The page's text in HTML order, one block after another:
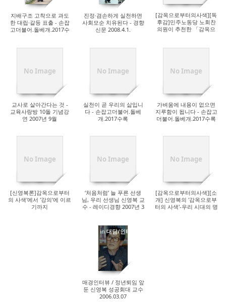
지배구조 고착으로 과도
한 대립·갈등 표출 - 손잡
고더불어.돌베개.2017수
진정·겸손하게 실천하면
사회모순 치유된다 - 경향
신문 2008.4.1.
[감옥으로부터의사색][독
후감]민주노동당 노회찬
의원이 추천한 「감옥으
No Image
교사로 살아간다는 것 -
교육사랑방 10돌 기념강
연 2007년 9월
No Image
실천이 곧 우리의 삶입니
다 - 손잡고더불어.돌베
개.2017수록
No Image
가벼움에 내용이 없으면
지루함이 됩니다 - 손잡고
더불어.돌베개.2017수록
No Image
[신영복론]감옥으로부터
의 사색'에서 '강의'에 이르
기까지
No Image
‘처음처럼’ 늘 푸른 선생
님, 우리 선생님 신영복 교
수 - 레이디경향 2007년 3
No Image
[감옥으로부터의사색][소
개] 신영복의 '감옥으로부
터의 사색'-우리 시대의 명
in대담/인터뷰
매경인터뷰 / 정년퇴임 앞
둔 신영복 성공회대 교수
2006.03.07